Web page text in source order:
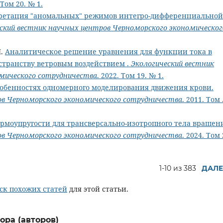
20. № 1.
"аномальных" режимов интегро-дифференциальной
вестник научных центров Черноморского
Аналитическое решение уравнения для функции тока в
ветровым воздействием . Экологический вестник
сотрудничества. 2022. Том 19. № 1.
одномерного моделирования движения крови.
Черноморского экономического сотрудничества. 2011. Том .
для трансверсально-изотропного тела
Черноморского экономического сотрудничества. 2024. Том
1-10 из 383
похожих статей для этой статьи.
(авторов)